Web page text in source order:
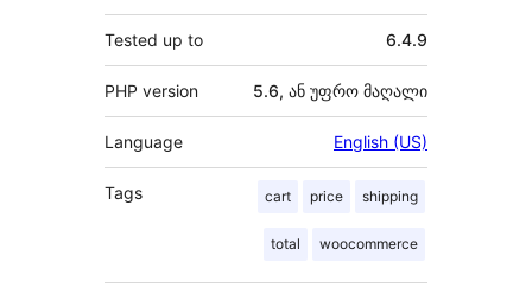
Tested up to 6.4.9
PHP version 5.6, ან უფრო მაღალი
Language English (US)
Tags cart price shipping
total woocommerce